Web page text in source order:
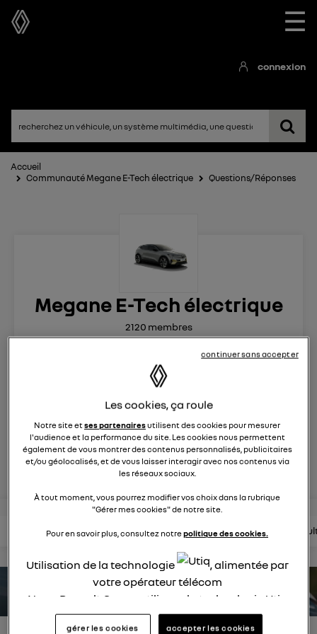
☰
connexion
Accueil
Communauté Megane E-Tech électrique
Questions/Réponses
Megane E-Tech électrique
électriques RENAULT
2120 membres
nouvelle ère 100% électrique
rejoignez
lire les questions lire les articles consultez la brochure
estimez votre autonomie
Les cookies, ça roule
Notre site etses partenairesutilisent des cookies pour mesurer
l'audience et la performance du site. Les cookies nous permettent
également de vous montrer des contenus personnalisés, publicitaires
et/ou géolocalisés, et de vous laisser interagir avec nos contenus via
les réseaux sociaux.
À tout moment, vous pourrez modifier vos choix dans la rubrique
"Gérer mes cookies" de notre site.
Pour en savoir plus, consultez notrepolitique des cookies.
Utilisation de la technologie
, alimentée par
votre opérateur télécom
Nous, Renault Group, utilisons la technologie Utiq
pour nos activités digitales (telles que décrites
gérer les cookies accepter les cookies
continuer sans accepter